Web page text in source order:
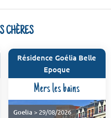
CHÈRES
Résidence Goélia Belle
Epoque
Mers les bains
Goelia > 29/08/2026